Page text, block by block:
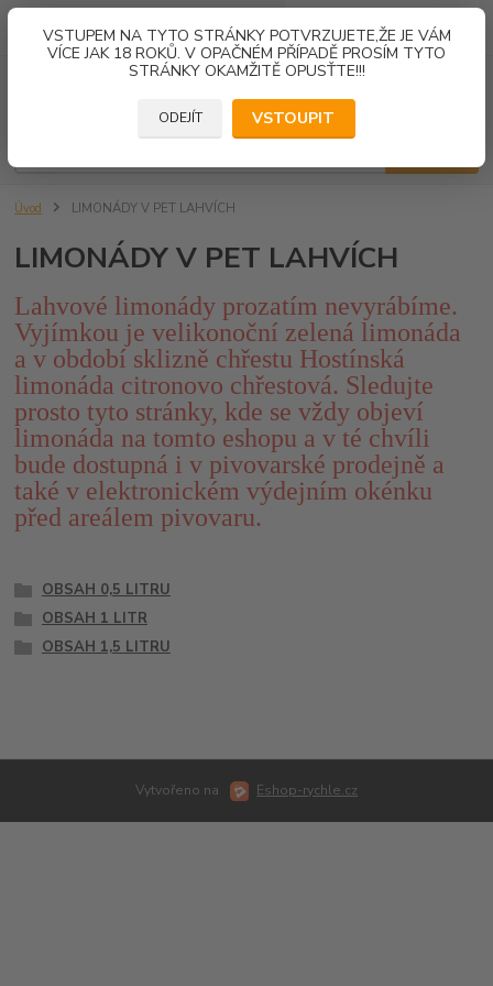
VSTUPEM NA TYTO STRÁNKY POTVRZUJETE,ŽE JE VÁM
VÍCE JAK 18 ROKŮ. V OPAČNÉM PŘÍPADĚ PROSÍM TYTO
STRÁNKY OKAMŽITĚ OPUSŤTE!!!
ODEJÍT VSTOUPIT
za0,00 Kč
Úvod LIMONÁDY V PET LAHVÍCH
LIMONÁDY V PET LAHVÍCH
Lahvové limonády prozatím nevyrábíme.
Vyjímkou je velikonoční zelená limonáda
a v období sklizně chřestu Hostínská
limonáda citronovo chřestová. Sledujte
prosto tyto stránky, kde se vždy objeví
limonáda na tomto eshopu a v té chvíli
bude dostupná i v pivovarské prodejně a
také v elektronickém výdejním okénku
před areálem pivovaru.
OBSAH 0,5 LITRU
OBSAH 1 LITR
OBSAH 1,5 LITRU
Vytvořeno na Eshop-rychle.cz